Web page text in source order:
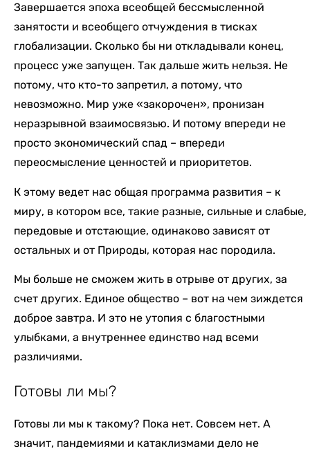
Завершается эпоха всеобщей бессмысленной
занятости и всеобщего отчуждения в тисках
глобализации. Сколько бы ни откладывали конец,
процесс уже запущен. Так дальше жить нельзя. Не
потому, что кто-то запретил, а потому, что
невозможно. Мир уже «закорочен», пронизан
неразрывной взаимосвязью. И потому впереди не
просто экономический спад – впереди
переосмысление ценностей и приоритетов.
К этому ведет нас общая программа развития – к
миру, в котором все, такие разные, сильные и слабые,
передовые и отстающие, одинаково зависят от
остальных и от Природы, которая нас породила.
Мы больше не сможем жить в отрыве от других, за
счет других. Единое общество – вот на чем зиждется
доброе завтра. И это не утопия с благостными
улыбками, а внутреннее единство над всеми
различиями.
Готовы ли мы?
Готовы ли мы к такому? Пока нет. Совсем нет. А
значит, пандемиями и катаклизмами дело не